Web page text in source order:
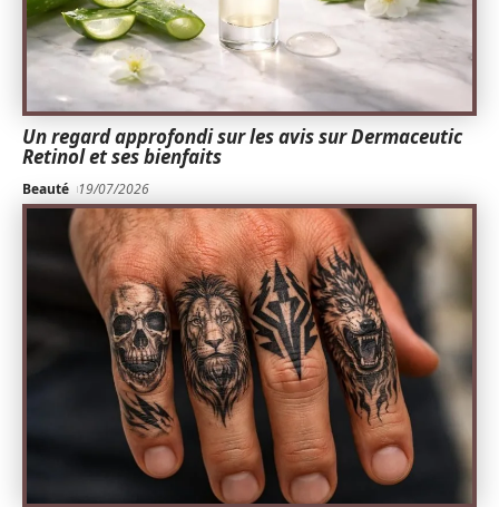
Un regard approfondi sur les avis sur Dermaceutic
Retinol et ses bienfaits
Beauté 19/07/2026